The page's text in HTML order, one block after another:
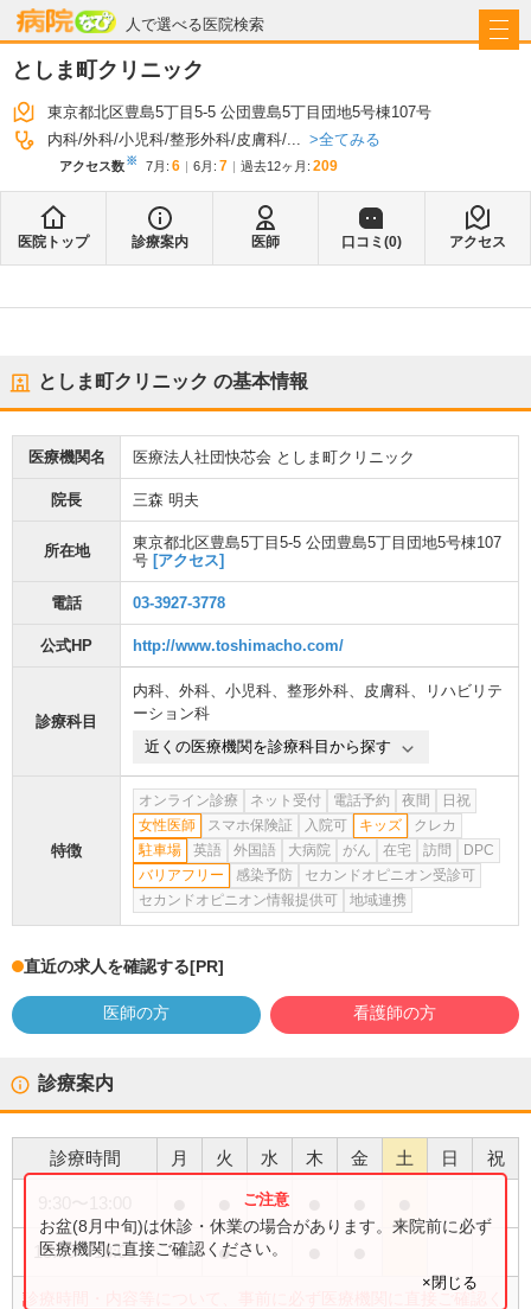
人で選べる医院検索
病院なび
としま町クリニック
東京都北区豊島5丁目5-5 公団豊島5丁目団地5号棟107号
内科 外科 小児科 整形外科 皮膚科 ... 全てみる
アクセス数※ 7月 : 6 6月 : 7 過去12ヶ月: 209
医院トップ 診療案内 医師 口コミ(0) アクセス
としま町クリニック の基本情報
医療機関名 医療法人社団快芯会 としま町クリニック
院長 三森 明夫
所在地
東京都北区豊島5丁目5-5 公団豊島5丁目団地5号棟107
号 [アクセス]
電話 03-3927-3778
公式HP http://www.toshimacho.com/
診療科目
内科、 外科、 小児科、 整形外科、 皮膚科、
リハビリテ
ーション科
近くの医療機関を診療科目から探す
特徴
オンライン診療 ネット受付 電話予約 夜間
日祝
女性医師
スマホ保険証 入院可 キッズ
クレカ
駐車場
英語 外国語 大病院 がん 在宅 訪問
DPC
バリアフリー
感染予防
セカンドオピニオン受診可
セカンドオピニオン情報提供可
地域連携
直近の求人を確認する[PR]
医師の方 看護師の方
診療案内
診療時間 月 火 水 木 金 土 日 祝
15:00〜18:00 ● ●
診療時間・内容等について、事前に必ず医療機関に直接ご確認く
お盆(8月中旬)は休診・休業の場合があります。来院前に必ず
医療機関に直接ご確認ください。
×閉じる